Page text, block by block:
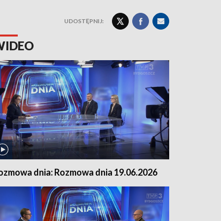
UDOSTĘPNIJ:
dnia: Rozmowa dnia 19.06.2026